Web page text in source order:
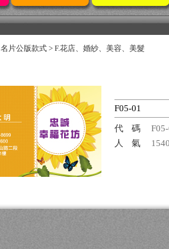
名片公版款式 > F.花店、婚紗、美容、美髮
F05-01
代碼
人氣